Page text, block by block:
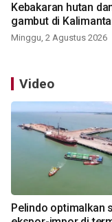
Kebakaran hutan
gambut di
Minggu, 2 Agustus 2026
Video
Pelindo optimalkan